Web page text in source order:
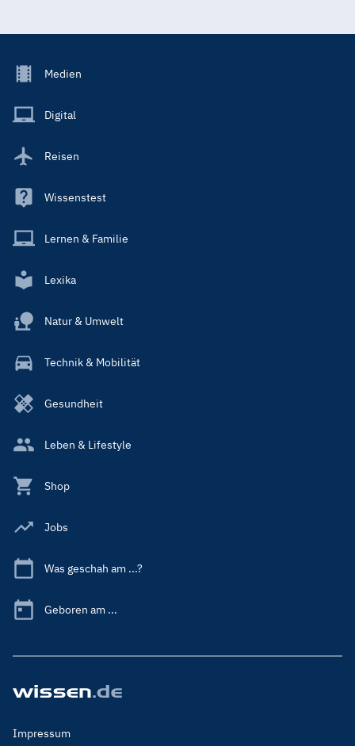
Footer
Main
Medien
Digital
Reisen
Wissenstest
Lernen & Familie
Lexika
Natur & Umwelt
Technik & Mobilität
Gesundheit
Leben & Lifestyle
Shop
Jobs
Was geschah am ...?
Geboren am ...
Footer
Impressum